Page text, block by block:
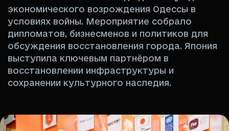
экономического возрождения Одессы в
условиях войны. Мероприятие собрало
дипломатов, бизнесменов и политиков для
обсуждения восстановления города. Япония
выступила ключевым партнёром в
восстановлении инфраструктуры и
сохранении культурного наследия.